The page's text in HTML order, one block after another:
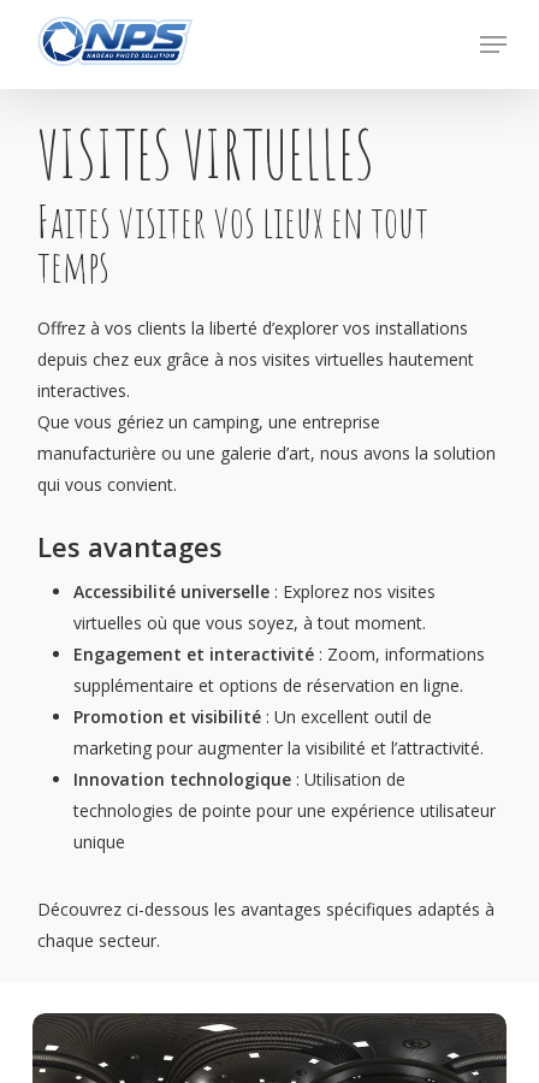
Menu
VISITES VIRTUELLES
Faites visiter vos lieux en tout
temps
Offrez à vos clients la liberté d’explorer vos installations
depuis chez eux grâce à nos visites virtuelles hautement
interactives.
Que vous gériez un camping, une entreprise
manufacturière ou une galerie d’art, nous avons la solution
qui vous convient.
Les avantages
Accessibilité universelle : Explorez nos visites
virtuelles où que vous soyez, à tout moment.
Engagement et interactivité : Zoom, informations
supplémentaire et options de réservation en ligne.
Promotion et visibilité : Un excellent outil de
marketing pour augmenter la visibilité et l’attractivité.
Innovation technologique : Utilisation de
technologies de pointe pour une expérience utilisateur
unique
Découvrez ci-dessous les avantages spécifiques adaptés à
chaque secteur.